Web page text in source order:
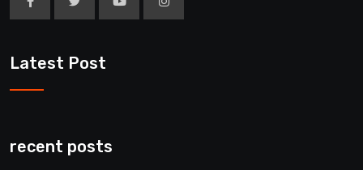
Latest Post
recent posts